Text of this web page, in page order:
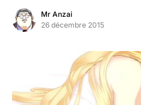
Mr Anzai
26 décembre 2015